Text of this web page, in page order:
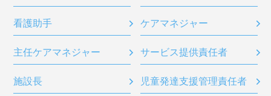
看護助手 ケアマネジャー
主任ケアマネジャー サービス提供責任者
施設長 児童発達支援管理責任者